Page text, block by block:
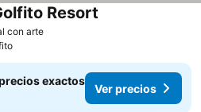
con arte
Resort
exactos
Ver precios